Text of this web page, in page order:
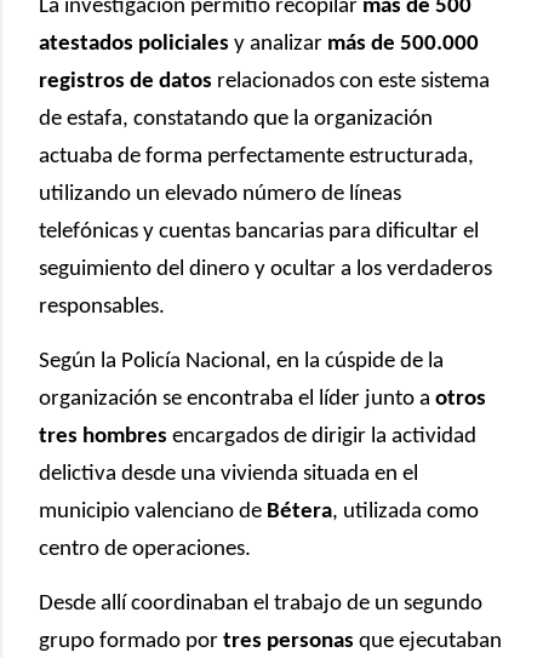
La investigación permitió recopilar más de 500
atestados policiales y analizar más de 500.000
registros de datos relacionados con este sistema
de estafa, constatando que la organización
actuaba de forma perfectamente estructurada,
utilizando un elevado número de líneas
telefónicas y cuentas bancarias para dificultar el
seguimiento del dinero y ocultar a los verdaderos
responsables.
Según la Policía Nacional, en la cúspide de la
organización se encontraba el líder junto a otros
tres hombres encargados de dirigir la actividad
delictiva desde una vivienda situada en el
municipio valenciano de Bétera, utilizada como
centro de operaciones.
Desde allí coordinaban el trabajo de un segundo
grupo formado por tres personas que ejecutaban